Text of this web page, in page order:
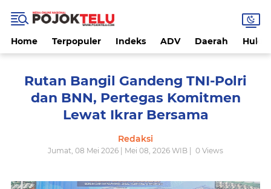
Home Terpopuler Indeks ADV Daerah
Rutan Bangil Gandeng TNI-Polri
dan BNN, Pertegas Komitmen
Lewat Ikrar Bersama
Redaksi
Jumat, 08 Mei 2026 | Mei 08, 2026 WIB | 0 Views